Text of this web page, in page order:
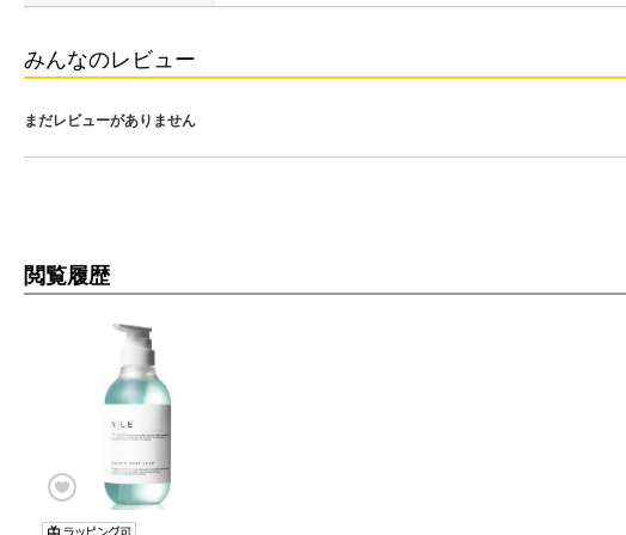
みんなのレビュー
まだレビューがありません
閲覧履歴